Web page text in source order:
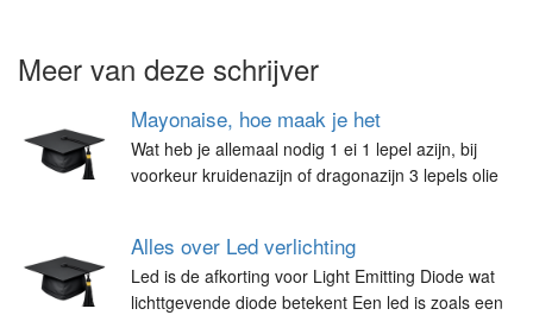
Meer van deze schrijver
Mayonaise, hoe maak je het
Wat heb je allemaal nodig 1 ei 1 lepel azijn, bij
voorkeur kruidenazijn of dragonazijn 3 lepels olie
Alles over Led verlichting
Led is de afkorting voor Light Emitting Diode wat
lichttgevende diode betekent Een led is zoals een